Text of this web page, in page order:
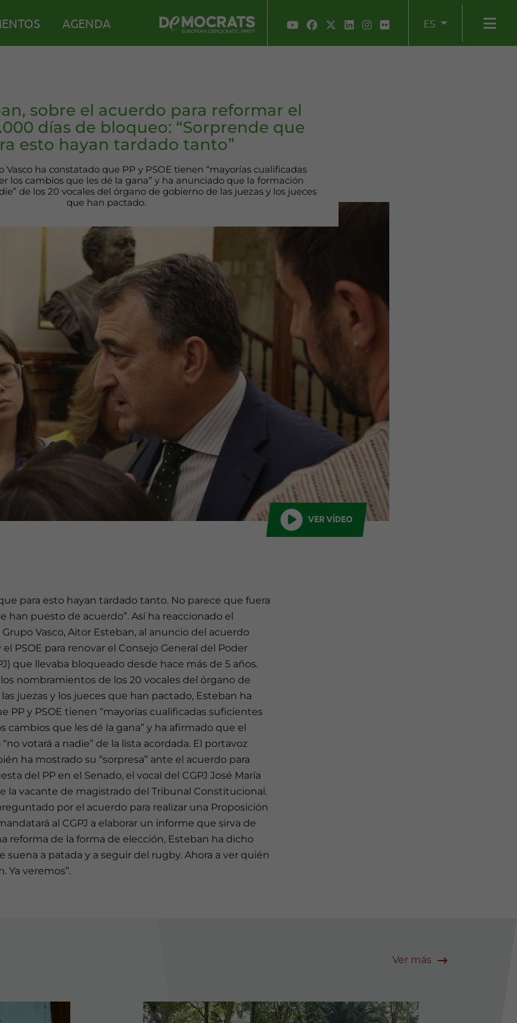
AGENDA ES
sobre el acuerdo para reformar el
días de bloqueo: “Sorprende que
esto hayan tardado tanto”
Vasco ha constatado que PP y PSOE tienen “mayorías cualificadas
los cambios que les dé la gana” y ha anunciado que la formación
de los 20 vocales del órgano de gobierno de las juezas y los jueces
que han pactado.
VER VÍDEO
para esto hayan tardado tanto. No parece que fuera
han puesto de acuerdo”. Así ha reaccionado el
Vasco, Aitor Esteban, al anuncio del acuerdo
el PSOE para renovar el Consejo General del Poder
que llevaba bloqueado desde hace más de 5 años.
nombramientos de los 20 vocales del órgano de
juezas y los jueces que han pactado, Esteban ha
PP y PSOE tienen “mayorías cualificadas suficientes
cambios que les dé la gana” y ha afirmado que el
“no votará a nadie” de la lista acordada. El portavoz
ha mostrado su “sorpresa” ante el acuerdo para
del PP en el Senado, el vocal del CGPJ José María
la vacante de magistrado del Tribunal Constitucional.
por el acuerdo para realizar una Proposición
al CGPJ a elaborar un informe que sirva de
reforma de la forma de elección, Esteban ha dicho
suena a patada y a seguir del rugby. Ahora a ver quién
Ya veremos”.
Ver más